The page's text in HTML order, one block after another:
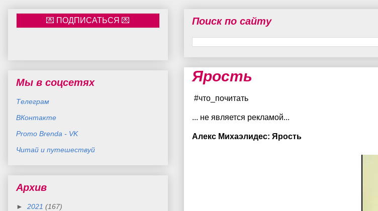
Поиск по сайту
Ярость
#что_почитать
... не является рекламой...
Алекс Михаэлидес: Ярость
Мы в соцсетях
Телеграм
ВКонтакте
Promo Brenda - VK
Читай и путешествуй
Архив
► 2021 (167)